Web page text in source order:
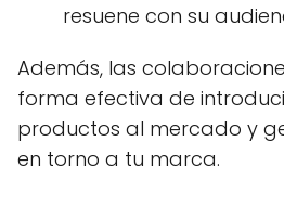
resuene con su
Además, las
forma efectiva de
productos al mercado y
en torno a tu marca.